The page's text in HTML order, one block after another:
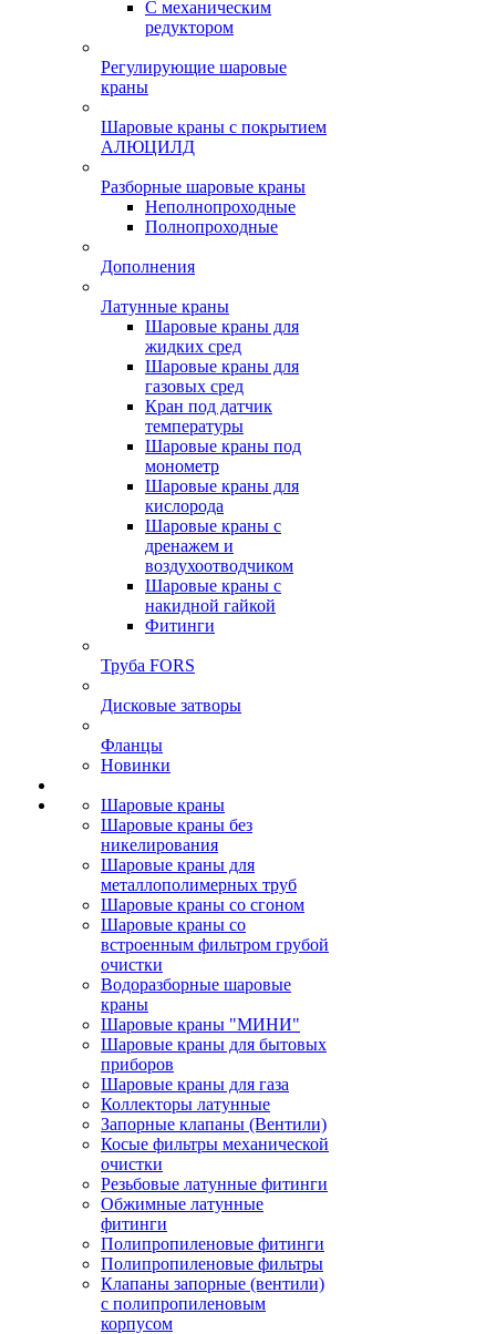
С механическим
редуктором
Регулирующие шаровые
краны
Шаровые краны с покрытием
АЛЮЦИЛД
Разборные шаровые краны
Неполнопроходные
Полнопроходные
Дополнения
Латунные краны
Шаровые краны для
жидких сред
Шаровые краны для
газовых сред
Кран под датчик
температуры
Шаровые краны под
монометр
Шаровые краны для
кислорода
Шаровые краны с
дренажем и
воздухоотводчиком
Шаровые краны с
накидной гайкой
Фитинги
Труба FORS
Дисковые затворы
Фланцы
Новинки
Шаровые краны
Шаровые краны без
никелирования
Шаровые краны для
металлополимерных труб
Шаровые краны со сгоном
Шаровые краны со
встроенным фильтром грубой
очистки
Водоразборные шаровые
краны
Шаровые краны "МИНИ"
Шаровые краны для бытовых
приборов
Шаровые краны для газа
Коллекторы латунные
Запорные клапаны (Вентили)
Косые фильтры механической
очистки
Резьбовые латунные фитинги
Обжимные латунные
фитинги
Полипропиленовые фитинги
Полипропиленовые фильтры
Клапаны запорные (вентили)
с полипропиленовым
корпусом